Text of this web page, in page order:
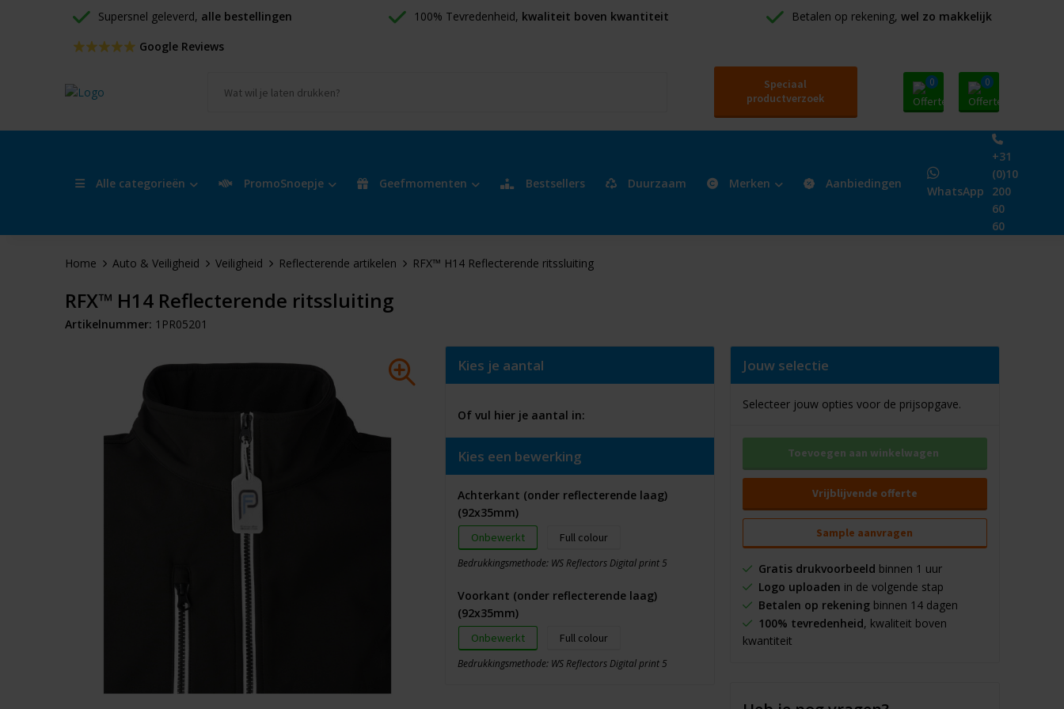
Supersnel geleverd, alle bestellingen 100% Tevredenheid, kwaliteit boven kwantiteit Betalen op rekening, wel zo makkelijk
Google Reviews
Speciaal
productverzoek
0 0
Alle categorieën PromoSnoepje Geefmomenten Bestsellers Duurzaam Merken Aanbiedingen
WhatsApp
+31
(0)10
200
60
60
Home Auto & Veiligheid Veiligheid Reflecterende artikelen RFX™ H14 Reflecterende ritssluiting
RFX™ H14 Reflecterende ritssluiting
Artikelnummer: 1PR05201
Kies je aantal
Of vul hier je aantal in:
Kies een bewerking
Achterkant (onder reflecterende laag)
(92x35mm)
Onbewerkt Full colour
Bedrukkingsmethode: WS Reflectors Digital print 5
Voorkant (onder reflecterende laag)
(92x35mm)
Onbewerkt Full colour
Bedrukkingsmethode: WS Reflectors Digital print 5
Jouw selectie
Selecteer jouw opties voor de prijsopgave.
Toevoegen aan winkelwagen
Vrijblijvende offerte
Sample aanvragen
Gratis drukvoorbeeld binnen 1 uur
Logo uploaden in de volgende stap
Betalen op rekeningbinnen 14 dagen
100% tevredenheid, kwaliteit boven
kwantiteit